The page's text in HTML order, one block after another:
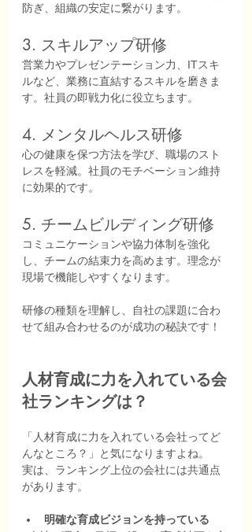
防ぎ、組織の安定に繋がります。
3. スキルアップ研修
営業力やプレゼンテーション力、ITスキ
ルなど、業務に直結するスキルを磨きま
す。社員の即戦力化に役立ちます。
4. メンタルヘルス研修
心の健康を保つ方法を学び、職場のスト
レスを軽減。社員のモチベーション維持
に効果的です。
5. チームビルディング研修
コミュニケーションや協力体制を強化
し、チームの結束力を高めます。理念が
現場で機能しやすくなります。
研修の種類を理解し、自社の課題に合わ
せて組み合わせるのが成功の秘訣です！
人材育成に力を入れている会
社ランキングは？
「人材育成に力を入れている会社ってど
んなところ？」と気になりますよね。
実は、ランキング上位の会社には共通点
があります。
明確な育成ビジョンを持っている